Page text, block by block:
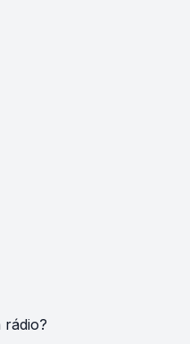
rádio?